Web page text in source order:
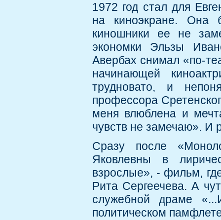
1972 год стал для
на киноэкране. Она
киношники ее не
экономки Эльзы
Авербах снимал «по-
начинающей
трудновато, и
профессора
меня влюблена и
чувств не замечаю». И
Сразу после
Яковлевны в
взрослые», - фильм,
Рита Сергеечева. А
служебной драме
политическом